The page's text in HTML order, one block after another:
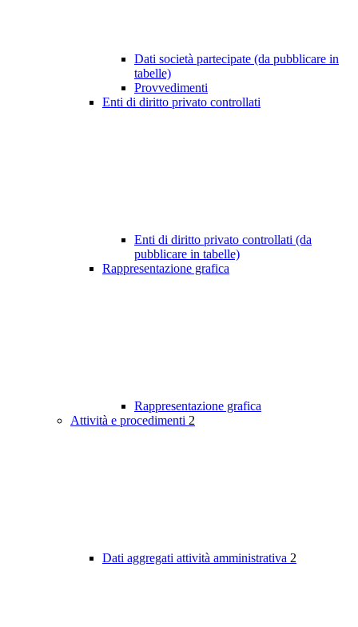
Dati società partecipate (da pubblicare in
tabelle)
Provvedimenti
Enti di diritto privato controllati
Enti di diritto privato controllati (da
pubblicare in tabelle)
Rappresentazione grafica
Rappresentazione grafica
Attività e procedimenti 2
Dati aggregati attività amministrativa 2